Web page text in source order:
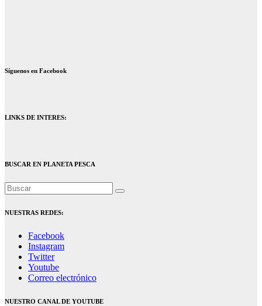
Síguenos en Facebook
LINKS DE INTERES:
BUSCAR EN PLANETA PESCA
NUESTRAS REDES:
Facebook
Instagram
Twitter
Youtube
Correo electrónico
NUESTRO CANAL DE YOUTUBE